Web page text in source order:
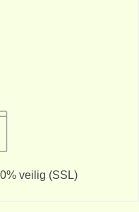
veilig (SSL)